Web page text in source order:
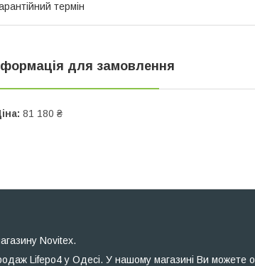
термін
для замовлення
81 180 ₴
Novitex.
Lifepo4 у Одесі. У нашому магазині Ви можете